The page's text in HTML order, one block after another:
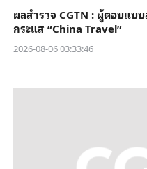
ผลสำรวจ CGTN : ผู้ตอบแบ
กระแส “China Travel”
2026-08-06 03:33:46